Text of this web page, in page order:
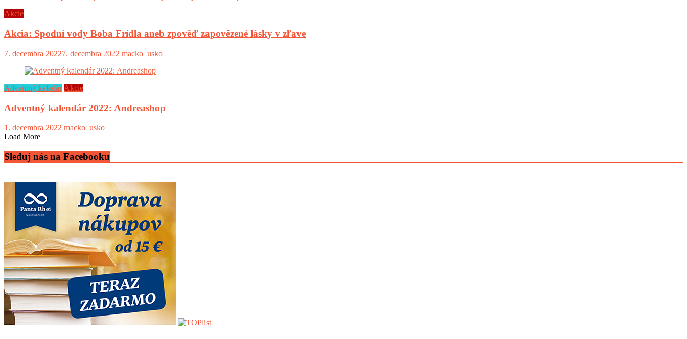
Akcie
Akcia: Spodní vody Boba Frídla aneb zpověď zapovězené lásky v zľave
7. decembra 20227. decembra 2022 macko_usko
Adventný kaledár Akcie
Adventný kalendár 2022: Andreashop
1. decembra 2022 macko_usko
Load More
Sleduj nás na Facebooku